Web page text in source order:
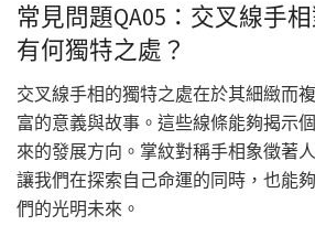
常見問題QA05：交叉線手
有何獨特之處？
交叉線手相的獨特之處在於其細緻而
富的意義與故事。這些線條能夠揭示
來的發展方向。掌紋對稱手相象徵著
讓我們在探索自己命運的同時，也能
們的光明未來。